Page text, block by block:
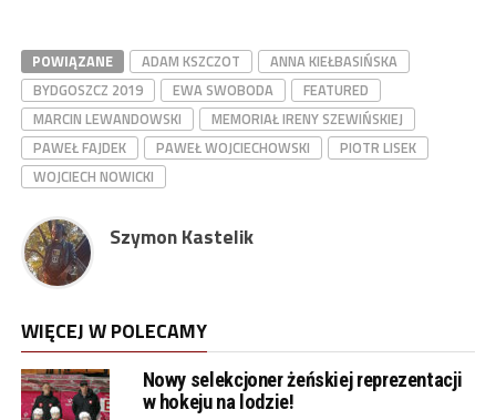
POWIĄZANE ADAM KSZCZOT
ANNA KIEŁBASIŃSKA
BYDGOSZCZ 2019
EWA SWOBODA
FEATURED
MARCIN LEWANDOWSKI
MEMORIAŁ IRENY SZEWIŃSKIEJ
PAWEŁ FAJDEK
PAWEŁ WOJCIECHOWSKI
PIOTR LISEK
WOJCIECH NOWICKI
Szymon Kastelik
WIĘCEJ W POLECAMY
Nowy selekcjoner żeńskiej reprezentacji
w hokeju na lodzie!